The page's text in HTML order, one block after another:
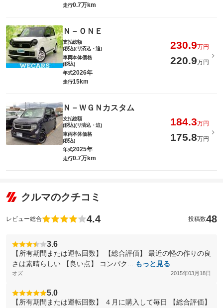
走行0.7万km
Ｎ－ＯＮＥ
支払総額
(税込)(リ済込・追)
230.9万円
車両本体価格
(税込)
220.9万円
年式2026年
走行15km
Ｎ－ＷＧＮカスタム
支払総額
(税込)(リ済込・追)
184.3万円
車両本体価格
(税込)
175.8万円
年式2025年
走行0.7万km
クルマのクチコミ
レビュー総合 4.4 投稿数48
3.6
【所有期間または運転回数】 【総合評価】 最近の軽の作りの良
さは素晴らしい 【良い点】 コンパク...
もっと見る
オズ 2015年03月18日
5.0
【所有期間または運転回数】 ４月に購入して毎日 【総合評価】